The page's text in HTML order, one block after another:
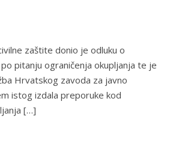
zaštite donio je odluku o
pitanju ograničenja okupljanja te je
Hrvatskog zavoda za javno
istog izdala preporuke kod
[…]